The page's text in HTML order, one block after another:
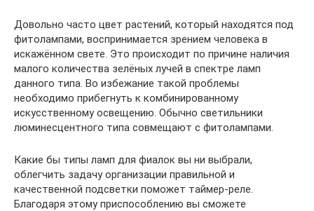
Довольно часто цвет растений, который находятся под
фитолампами, воспринимается зрением человека в
искажённом свете. Это происходит по причине наличия
малого количества зелёных лучей в спектре ламп
данного типа. Во избежание такой проблемы
необходимо прибегнуть к комбинированному
искусственному освещению. Обычно светильники
люминесцентного типа совмещают с фитолампами.
Какие бы типы ламп для фиалок вы ни выбрали,
облегчить задачу организации правильной и
качественной подсветки поможет таймер-реле.
Благодаря этому приспособлению вы сможете